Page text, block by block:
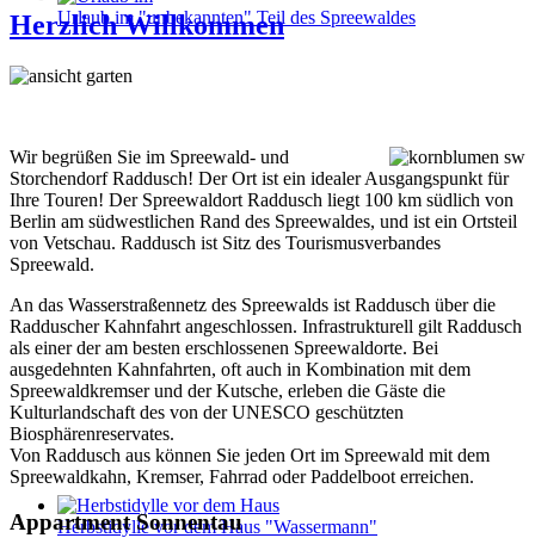
Urlaub im "unbekannten" Teil des Spreewaldes
Herbstidylle vor dem Haus "Wassermann"
Herzlich Willkommen
Wir begrüßen Sie im Spreewald- und
Storchendorf Raddusch! Der Ort ist ein idealer Ausgangspunkt für
Ihre Touren! Der Spreewaldort Raddusch liegt 100 km südlich von
Berlin am südwestlichen Rand des Spreewaldes, und ist ein Ortsteil
von Vetschau. Raddusch ist Sitz des Tourismusverbandes
Spreewald.
An das Wasserstraßennetz des Spreewalds ist Raddusch über die
Radduscher Kahnfahrt angeschlossen. Infrastrukturell gilt Raddusch
als einer der am besten erschlossenen Spreewaldorte. Bei
ausgedehnten Kahnfahrten, oft auch in Kombination mit dem
Spreewaldkremser und der Kutsche, erleben die Gäste die
Kulturlandschaft des von der UNESCO geschützten
Biosphärenreservates.
Von Raddusch aus können Sie jeden Ort im Spreewald mit dem
Spreewaldkahn, Kremser, Fahrrad oder Paddelboot erreichen.
Appartment Sonnentau